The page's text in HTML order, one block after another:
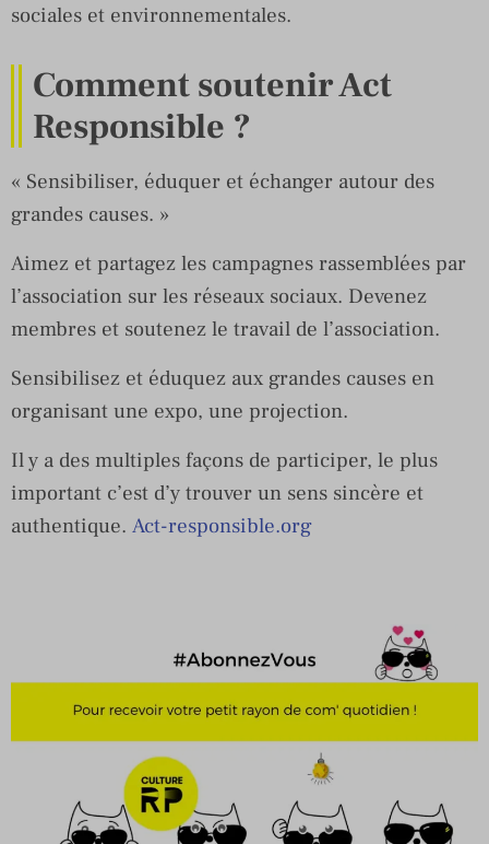
sociales et environnementales.
Comment soutenir Act
Responsible ?
« Sensibiliser, éduquer et échanger autour des
grandes causes. »
Aimez et partagez les campagnes rassemblées par
l’association sur les réseaux sociaux. Devenez
membres et soutenez le travail de l’association.
Sensibilisez et éduquez aux grandes causes en
organisant une expo, une projection.
Il y a des multiples façons de participer, le plus
important c’est d’y trouver un sens sincère et
authentique. Act-responsible.org